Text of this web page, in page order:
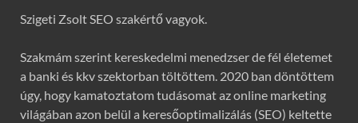
Szigeti Zsolt SEO szakértő vagyok.
Szakmám szerint kereskedelmi menedzser de fél életemet
a banki és kkv szektorban töltöttem. 2020 ban döntöttem
úgy, hogy kamatoztatom tudásomat az online marketing
világában azon belül a keresőoptimalizálás (SEO) keltette